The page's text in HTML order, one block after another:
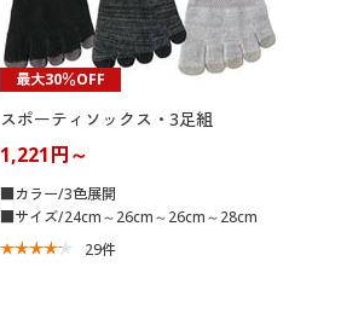
最大30％OFF
スポーティソックス・3足組
1,221円～
■カラー/3色展開
■サイズ/24cm～26cm～26cm～28cm
29件